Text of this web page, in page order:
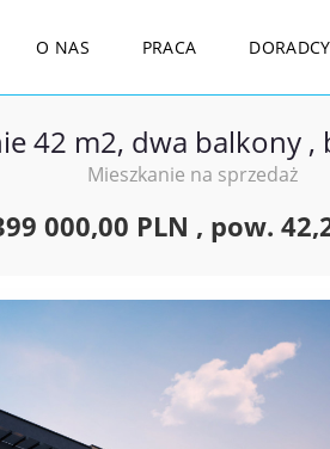
O NAS PRACA DORADCY
42 m2, dwa balkony
Mieszkanie na sprzedaż
000,00 PLN , pow.